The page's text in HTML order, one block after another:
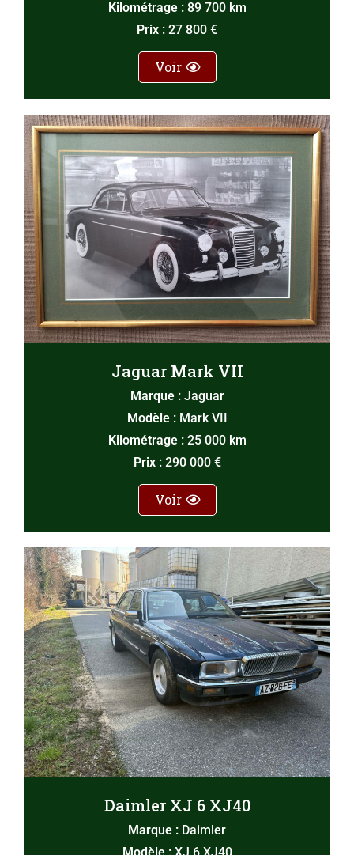
Kilométrage : 89 700 km
Prix : 27 800 €
Voir
Jaguar Mark VII
Marque : Jaguar
Modèle : Mark VII
Kilométrage : 25 000 km
Prix : 290 000 €
Voir
Daimler XJ 6 XJ40
Marque : Daimler